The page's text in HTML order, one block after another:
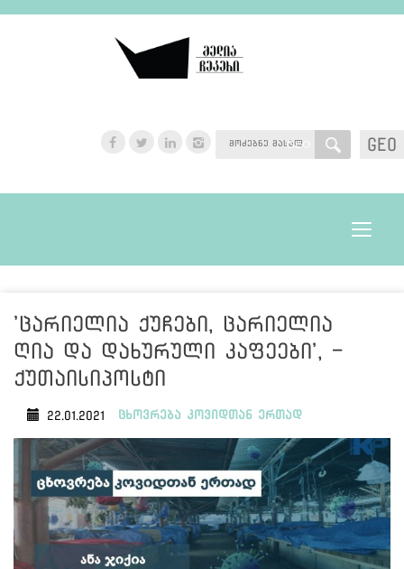
GEO
GEO
Toggle
'ცარიელია ქუჩები, ცარიელია
ღია და დახურული კაფეები', -
ქუთაისიპოსტი
22.01.2021 ცხოვრება კოვიდთან ერთად